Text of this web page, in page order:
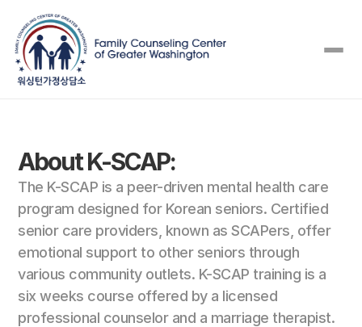
About K-SCAP:
The K-SCAP is a peer-driven mental health care
program designed for Korean seniors. Certified
senior care providers, known as SCAPers, offer
emotional support to other seniors through
various community outlets. K-SCAP training is a
six weeks course offered by a licensed
professional counselor and a marriage therapist.